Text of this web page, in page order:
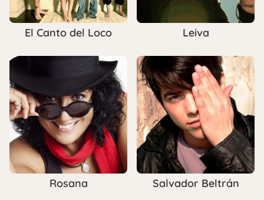
El Canto del Loco Leiva
Rosana Salvador Beltrán